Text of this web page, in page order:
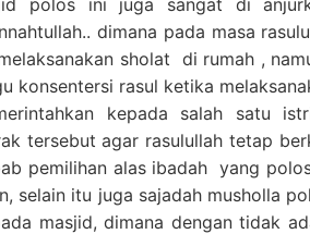
dimana pada masa
sholat di rumah ,
konsentersi rasul ketika
kepada salah satu
tersebut agar rasulullah tetap
pemilihan alas ibadah yang
selain itu juga sajadah musholla
masjid, dimana dengan tidak